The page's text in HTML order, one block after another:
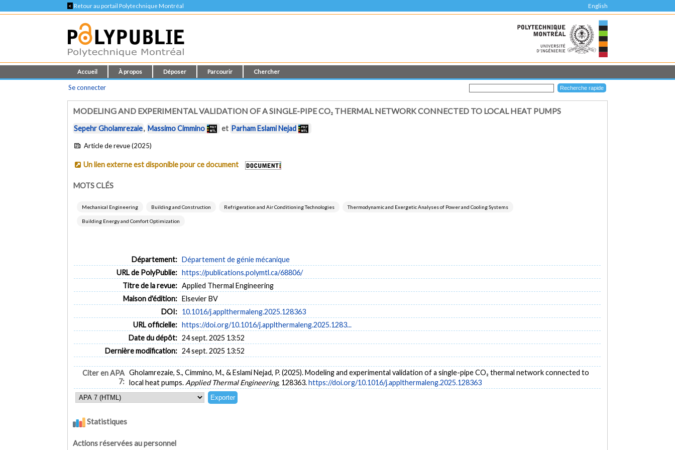
< Retour au portail Polytechnique Montréal English
Accueil À propos Déposer Parcourir Chercher
Se connecter
MODELING AND EXPERIMENTAL VALIDATION OF A SINGLE-PIPE CO₂ THERMAL NETWORK CONNECTED TO LOCAL HEAT PUMPS
Sepehr Gholamrezaie, Massimo Cimmino et Parham Eslami Nejad
Article de revue (2025)
Un lien externe est disponible pour ce document
MOTS CLÉS
Mechanical Engineering Building and Construction Refrigeration and Air Conditioning Technologies Thermodynamic and Exergetic Analyses of Power and Cooling Systems
Building Energy and Comfort Optimization
Département: Département de génie mécanique
URL de PolyPublie: https://publications.polymtl.ca/68806/
Titre de la revue: Applied Thermal Engineering
Maison d'édition: Elsevier BV
DOI: 10.1016/j.applthermaleng.2025.128363
URL officielle: https://doi.org/10.1016/j.applthermaleng.2025.1283...
Date du dépôt: 24 sept. 2025 13:52
Dernière modification: 24 sept. 2025 13:52
Citer en APA
7:
Gholamrezaie, S., Cimmino, M., & Eslami Nejad, P. (2025). Modeling and experimental validation of a single-pipe CO₂ thermal network connected to
local heat pumps. Applied Thermal Engineering, 128363.https://doi.org/10.1016/j.applthermaleng.2025.128363
Statistiques
Actions réservées au personnel